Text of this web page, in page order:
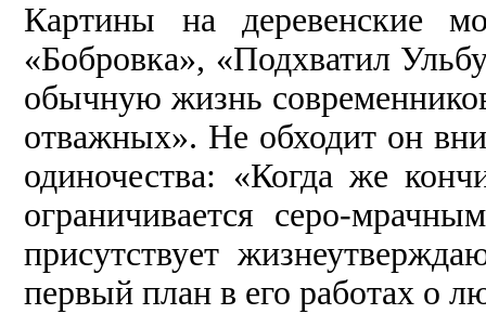
Картины на дере­венские
«Бобровка», «Подхватил
обычную жизнь
отважных». Не обходит он
одиноче­ства: «Когда же
огра­ничивается серо-
присутствует
первый план в его работах о